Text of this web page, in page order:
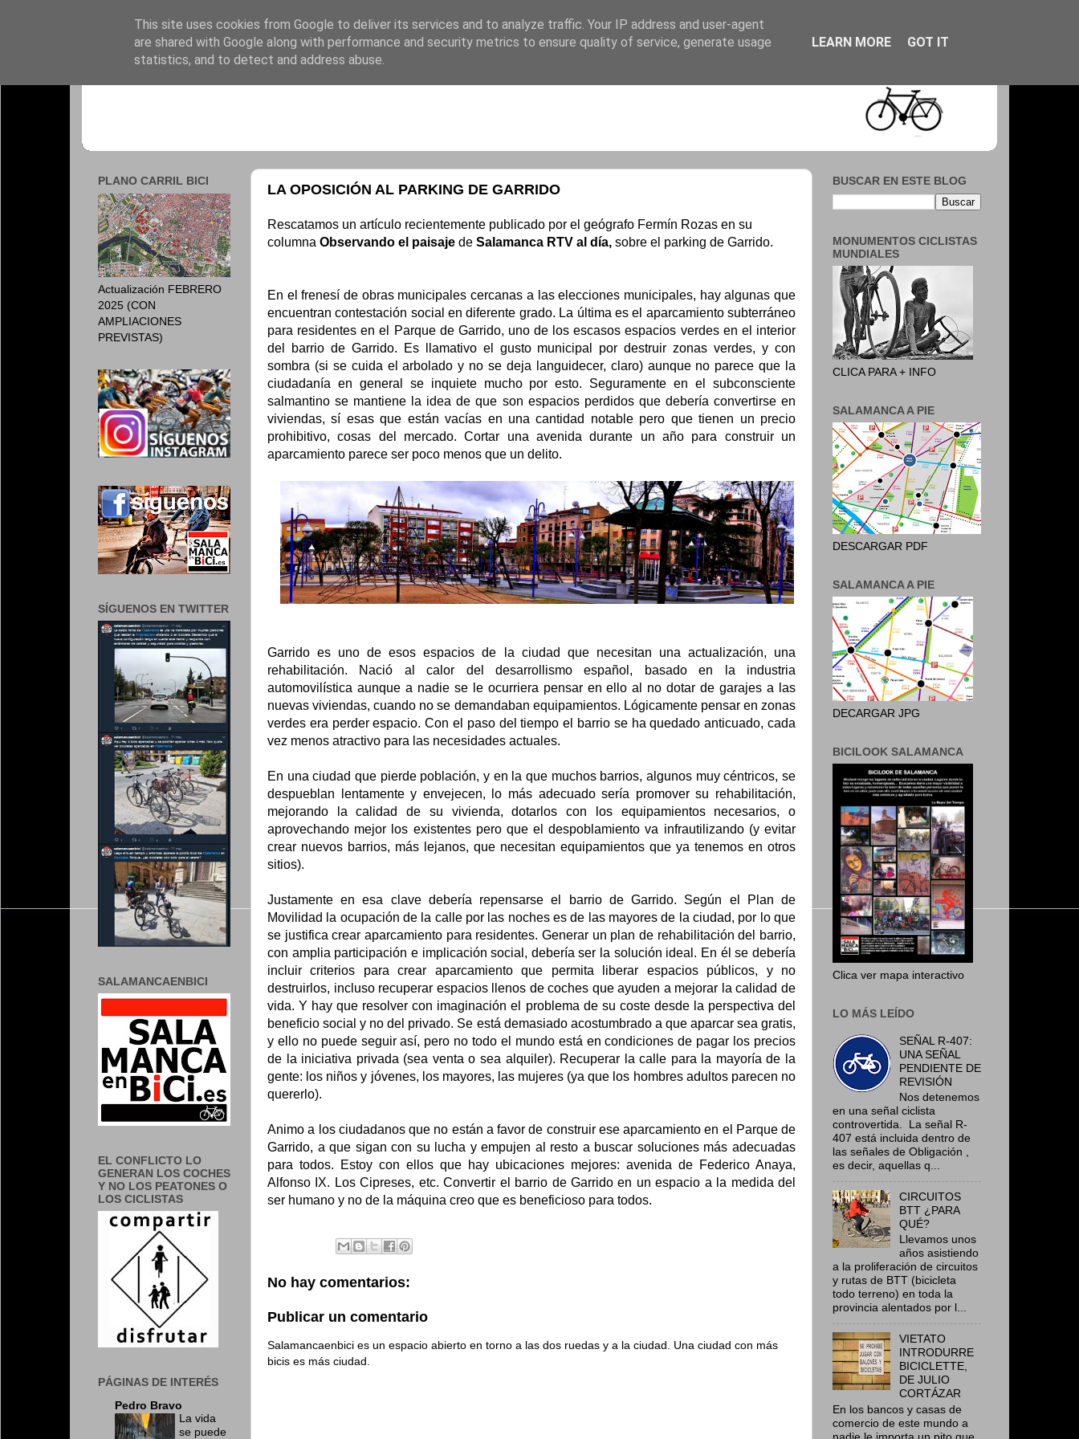
LA OPOSICIÓN AL PARKING DE GARRIDO
Rescatamos un artículo recientemente publicado por el geógrafo Fermín Rozas en su
columna Observando el paisaje de Salamanca RTV al día, sobre el parking de Garrido.
En el frenesí de obras municipales cercanas a las elecciones municipales, hay algunas que
encuentran contestación social en diferente grado. La última es el aparcamiento subterráneo
para residentes en el Parque de Garrido, uno de los escasos espacios verdes en el interior
del barrio de Garrido. Es llamativo el gusto municipal por destruir zonas verdes, y con
sombra (si se cuida el arbolado y no se deja languidecer, claro) aunque no parece que la
ciudadanía en general se inquiete mucho por esto. Seguramente en el subconsciente
salmantino se mantiene la idea de que son espacios perdidos que debería convertirse en
viviendas, sí esas que están vacías en una cantidad notable pero que tienen un precio
prohibitivo, cosas del mercado. Cortar una avenida durante un año para construir un
aparcamiento parece ser poco menos que un delito.
Garrido es uno de esos espacios de la ciudad que necesitan una actualización, una
rehabilitación. Nació al calor del desarrollismo español, basado en la industria
automovilística aunque a nadie se le ocurriera pensar en ello al no dotar de garajes a las
nuevas viviendas, cuando no se demandaban equipamientos. Lógicamente pensar en zonas
verdes era perder espacio. Con el paso del tiempo el barrio se ha quedado anticuado, cada
vez menos atractivo para las necesidades actuales.
En una ciudad que pierde población, y en la que muchos barrios, algunos muy céntricos, se
despueblan lentamente y envejecen, lo más adecuado sería promover su rehabilitación,
mejorando la calidad de su vivienda, dotarlos con los equipamientos necesarios, o
aprovechando mejor los existentes pero que el despoblamiento va infrautilizando (y evitar
crear nuevos barrios, más lejanos, que necesitan equipamientos que ya tenemos en otros
sitios).
Justamente en esa clave debería repensarse el barrio de Garrido. Según el Plan de
Movilidad la ocupación de la calle por las noches es de las mayores de la ciudad, por lo que
se justifica crear aparcamiento para residentes. Generar un plan de rehabilitación del barrio,
con amplia participación e implicación social, debería ser la solución ideal. En él se debería
incluir criterios para crear aparcamiento que permita liberar espacios públicos, y no
destruirlos, incluso recuperar espacios llenos de coches que ayuden a mejorar la calidad de
vida. Y hay que resolver con imaginación el problema de su coste desde la perspectiva del
beneficio social y no del privado. Se está demasiado acostumbrado a que aparcar sea gratis,
y ello no puede seguir así, pero no todo el mundo está en condiciones de pagar los precios
de la iniciativa privada (sea venta o sea alquiler). Recuperar la calle para la mayoría de la
gente: los niños y jóvenes, los mayores, las mujeres (ya que los hombres adultos parecen no
quererlo).
Animo a los ciudadanos que no están a favor de construir ese aparcamiento en el Parque de
Garrido, a que sigan con su lucha y empujen al resto a buscar soluciones más adecuadas
para todos. Estoy con ellos que hay ubicaciones mejores: avenida de Federico Anaya,
Alfonso IX. Los Cipreses, etc. Convertir el barrio de Garrido en un espacio a la medida del
ser humano y no de la máquina creo que es beneficioso para todos.
No hay comentarios:
Publicar un comentario
Salamancaenbici es un espacio abierto en torno a las dos ruedas y a la ciudad. Una ciudad con más
bicis es más ciudad.
PLANO CARRIL BICI
Actualización FEBRERO
2025 (CON
AMPLIACIONES
PREVISTAS)
SÍGUENOS EN TWITTER
SALAMANCAENBICI
EL CONFLICTO LO
GENERAN LOS COCHES
Y NO LOS PEATONES O
LOS CICLISTAS
PÁGINAS DE INTERÉS
Pedro Bravo
La vida
se puede
BUSCAR EN ESTE BLOG
MONUMENTOS CICLISTAS
MUNDIALES
CLICA PARA + INFO
SALAMANCA A PIE
DESCARGAR PDF
SALAMANCA A PIE
DECARGAR JPG
BICILOOK SALAMANCA
Clica ver mapa interactivo
LO MÁS LEÍDO
SEÑAL R-407:
UNA SEÑAL
PENDIENTE DE
REVISIÓN
Nos detenemos
en una señal ciclista
controvertida. La señal R-
407 está incluida dentro de
las señales de Obligación ,
es decir, aquellas q...
CIRCUITOS
BTT ¿PARA
QUÉ?
Llevamos unos
años asistiendo
a la proliferación de circuitos
y rutas de BTT (bicicleta
todo terreno) en toda la
provincia alentados por l...
VIETATO
INTRODURRE
BICICLETTE,
DE JULIO
CORTÁZAR
En los bancos y casas de
comercio de este mundo a
nadie le importa un pito que
This site uses cookies from Google to deliver its services and to analyze traffic. Your IP address and user-agent
are shared with Google along with performance and security metrics to ensure quality of service, generate usage
statistics, and to detect and address abuse.
LEARN MORE GOT IT